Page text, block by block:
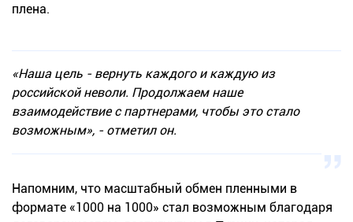
плена.
«Наша цель - вернуть каждого и каждую из
российской неволи. Продолжаем наше
взаимодействие с партнерами, чтобы это стало
возможным», - отметил он.
Напомним, что масштабный обмен пленными в
формате «1000 на 1000» стал возможным благодаря